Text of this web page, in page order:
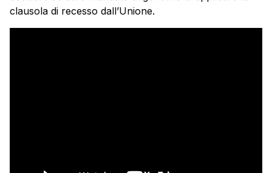
clausola di recesso dall’Unione.